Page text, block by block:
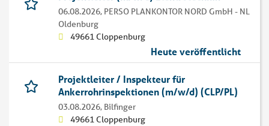
06.08.2026, PERSO PLANKONTOR NORD GmbH - NL
Oldenburg
49661 Cloppenburg
Heute veröffentlicht
Projektleiter / Inspekteur für
Ankerrohrinspektionen (m/w/d) (CLP/PL)
03.08.2026, Bilfinger
49661 Cloppenburg